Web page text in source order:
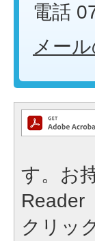
電話
メー
す。お
Reader
クリッ